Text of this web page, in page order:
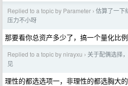
Replied to a topic by Parameter › 估算了一下
压力不小呀
那要看你总资产多少了，搞一个量化比
Replied to a topic by nirayxu › 关于配偶选择
见
理性的都选选项一，非理性的都选胸大的